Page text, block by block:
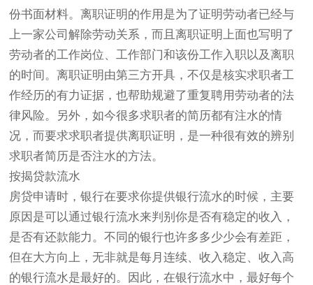
份书面材料。离职证明的作用是为了证明劳动者已经与
上一家公司解除劳动关系，而且离职证明上面也写明了
劳动者的工作岗位、工作部门和该份工作入职以及离职
的时间。离职证明由第三方开具，不仅是核实求职者工
作经历的有力证据，也帮助规避了重复聘用劳动者的法
律风险。另外，如今很多求职者的简历都有注水的情
况，而要求求职者提供离职证明，是一种很有效的辨别
求职者简历是否注水的方法。
按揭贷款流水
房贷申请时，银行在要求你提供银行流水的时候，主要
原因是可以通过银行流水来判别你是否有稳定的收入，
是否有还款能力。不同的银行也许多多少少会有差距，
但在大方向上，无非就是每月连续、收入稳定、收入高
的银行流水是最好的。因此，在银行流水中，最好每个